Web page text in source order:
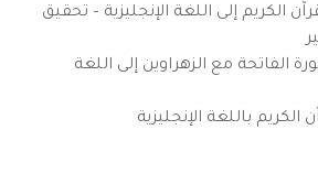
الكريم إلى اللغة الإنجليزية – تحقيق
الفاتحة مع الزهراوين إلى اللغة
الكريم باللغة الإنجليزية